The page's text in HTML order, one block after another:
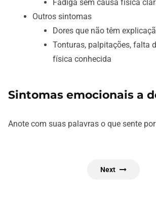
Fadiga sem causa física
Outros sintomas
Dores que não têm
Tonturas, palpitações, falta
física conhecida
Sintomas emocionais a
Anote com suas palavras o que sente
Next